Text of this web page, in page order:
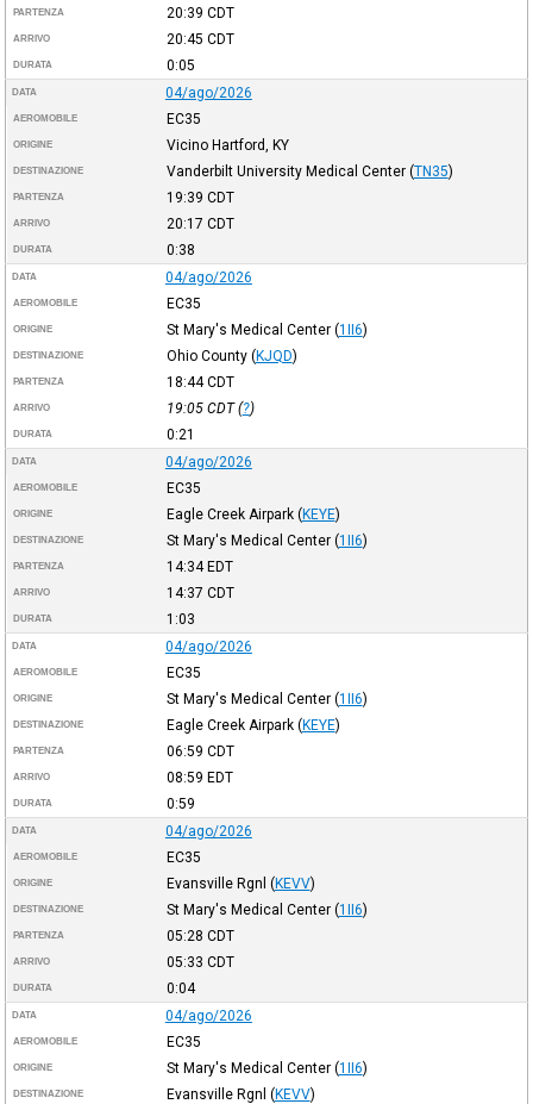
PARTENZA 20:39 CDT
ARRIVO 20:45 CDT
DURATA 0:05
DATA 04/ago/2026
AEROMOBILE EC35
ORIGINE Vicino Hartford, KY
DESTINAZIONE Vanderbilt University Medical Center (TN35)
PARTENZA 19:39 CDT
ARRIVO 20:17 CDT
DURATA 0:38
DATA 04/ago/2026
AEROMOBILE EC35
ORIGINE St Mary's Medical Center (1II6)
DESTINAZIONE Ohio County (KJQD)
PARTENZA 18:44CDT
ARRIVO 19:05 CDT(?)
DURATA 0:21
DATA 04/ago/2026
AEROMOBILE EC35
ORIGINE Eagle Creek Airpark (KEYE)
DESTINAZIONE St Mary's Medical Center (1II6)
PARTENZA 14:34EDT
ARRIVO 14:37 CDT
DURATA 1:03
DATA 04/ago/2026
AEROMOBILE EC35
ORIGINE St Mary's Medical Center (1II6)
DESTINAZIONE Eagle Creek Airpark (KEYE)
PARTENZA 06:59 CDT
ARRIVO 08:59 EDT
DURATA 0:59
DATA 04/ago/2026
AEROMOBILE EC35
ORIGINE Evansville Rgnl (KEVV)
DESTINAZIONE St Mary's Medical Center (1II6)
PARTENZA 05:28 CDT
ARRIVO 05:33 CDT
DURATA 0:04
DATA 04/ago/2026
AEROMOBILE EC35
ORIGINE St Mary's Medical Center (1II6)
DESTINAZIONE Evansville Rgnl (KEVV)